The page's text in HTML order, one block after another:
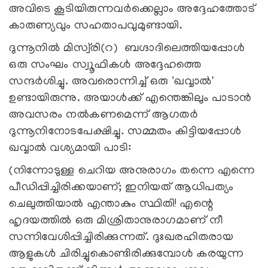
അവിടെ കൂടിയിരുന്നവര്‍ക്കെല്ലാം അദ്ദേഹത്തോട്
കാരുണ്യവും സഹതാപവുമുണ്ടായി.
ദുന്നൂനില്‍ മിസ്വ്‌രി(റ) ബഗ്ദാദിലെത്തിയപ്പോള്‍
ഒരു സംഘം സ്വൂഫികള്‍ അദ്ദേഹത്തെ
സന്ദര്‍ശിച്ചു. അവരൊന്നിച്ച് ഒരു 'ഖവ്വാല്‍'
ഉണ്ടായിരുന്നു. അയാള്‍ക്ക് എന്തെങ്കിലും പാടാന്‍
അവസരം നല്‍കണമെന്ന് ആഗതര്‍
ദുന്നൂനിനോടപേക്ഷിച്ചു. സമ്മതം കിട്ടിയപ്പോള്‍
ഖവ്വാല്‍ വശ്യമായി പാടി:
(നിന്നോടുള്ള ചെറിയ അനുരാഗം തന്നെ എന്നെ
പീഡിപ്പിച്ചിരിക്കയാണ്; ഇനിയത് ആധിപത്യം
ചെലുത്തിയാല്‍ എന്താകും സ്ഥിതി! എന്റെ
ഹൃദയത്തില്‍ ഒരു മിശ്രിതാനുരാഗമാണ് നീ
സന്നിവേശിപ്പിച്ചിരിക്കുന്നത്. ദുഃഖരഹിതരായ
ആളുകള്‍ ചിരിച്ചുകൊണ്ടിരിക്കുമ്പോള്‍ കരയുന്ന